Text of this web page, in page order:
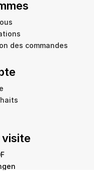
des commandes
visite